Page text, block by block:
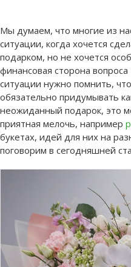
Мы думаем, что многие из
ситуации, когда хочется
подарком, но не хочется
финансовая сторона
ситуации нужно помнить,
обязательно придумывать
неожиданный подарок, это
приятная мелочь, например
букетах, идей для них на
поговорим в сегодняшней